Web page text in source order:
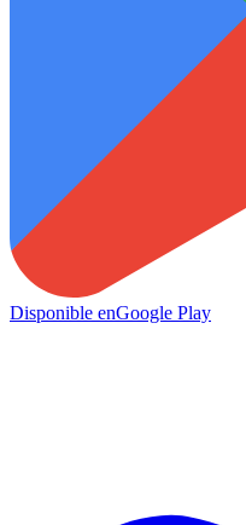
Disponible enGoogle Play